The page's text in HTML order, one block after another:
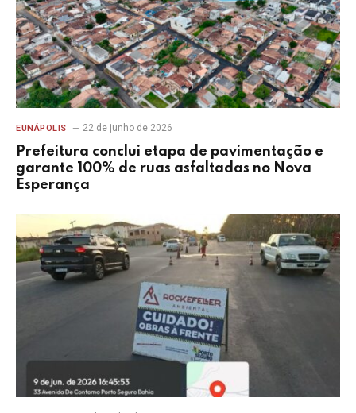
EUNÁPOLIS 22 de junho de 2026
Prefeitura conclui etapa de pavimentação e
garante 100% de ruas asfaltadas no Nova
Esperança